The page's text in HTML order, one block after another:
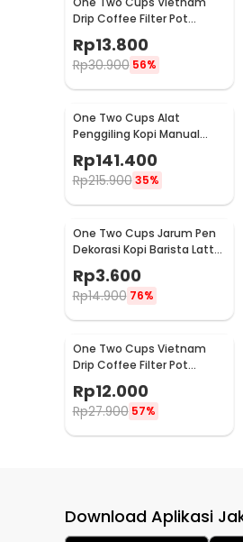
Drip Coffee Filter Pot
Saringan Kopi 180ml 8Q -
LC1
Rp13.800
Rp30.900 56%
One Two Cups Alat
Penggiling Kopi Manual
CW85532
Rp141.400
Rp215.900 35%
One Two Cups Jarum Pen
Dekorasi Kopi Barista Latte
Art Needle 13cm - F3F27
Rp3.600
Rp14.900 76%
One Two Cups Vietnam
Drip Coffee Filter Pot
LC1
Rp12.000
Rp27.900 57%
Download Aplikasi